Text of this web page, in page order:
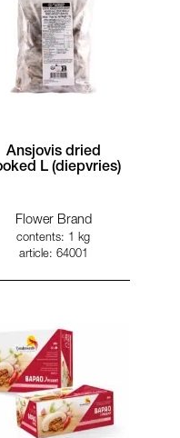
Ansjovis dried
L (diepvries)
Flower Brand
contents: 1 kg
article: 64001